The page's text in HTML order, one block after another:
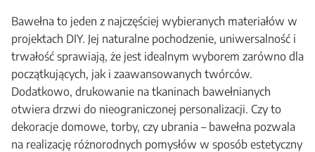
Bawełna to jeden z najczęściej wybieranych materiałów w
projektach DIY. Jej naturalne pochodzenie, uniwersalność i
trwałość sprawiają, że jest idealnym wyborem zarówno dla
początkujących, jak i zaawansowanych twórców.
Dodatkowo, drukowanie na tkaninach bawełnianych
otwiera drzwi do nieograniczonej personalizacji. Czy to
dekoracje domowe, torby, czy ubrania – bawełna pozwala
na realizację różnorodnych pomysłów w sposób estetyczny